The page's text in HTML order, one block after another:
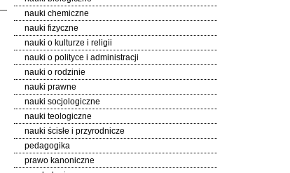
nauki chemiczne
nauki fizyczne
nauki o kulturze i religii
nauki o polityce i administracji
nauki o rodzinie
nauki prawne
nauki socjologiczne
nauki teologiczne
nauki ścisłe i przyrodnicze
pedagogika
prawo kanoniczne